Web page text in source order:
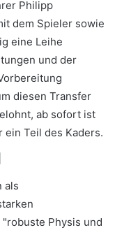
Philipp
dem Spieler sowie
eine Leihe
und der
diesen Transfer
ab sofort ist
Teil des Kaders.
als
Physis und